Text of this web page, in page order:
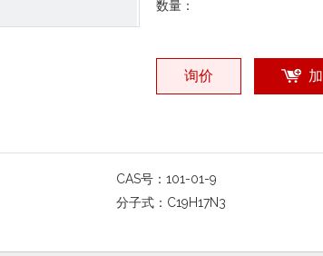
数量：
询价
CAS号：101-01-9
分子式： C19H17N3